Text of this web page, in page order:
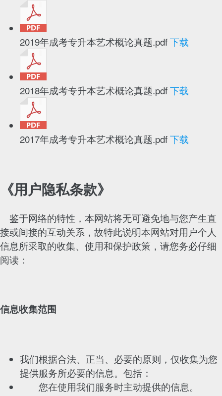
2019年成考专升本艺术概论真题.pdf下载
2018年成考专升本艺术概论真题.pdf下载
2017年成考专升本艺术概论真题.pdf下载
《用户隐私条款》
鉴于网络的特性，本网站将无可避免地与您产生直
接或间接的互动关系，故特此说明本网站对用户个人
信息所采取的收集、使用和保护政策，请您务必仔细
阅读：
信息收集范围
我们根据合法、正当、必要的原则，仅收集为您
提供服务所必要的信息。包括：
您在使用我们服务时主动提供的信息。